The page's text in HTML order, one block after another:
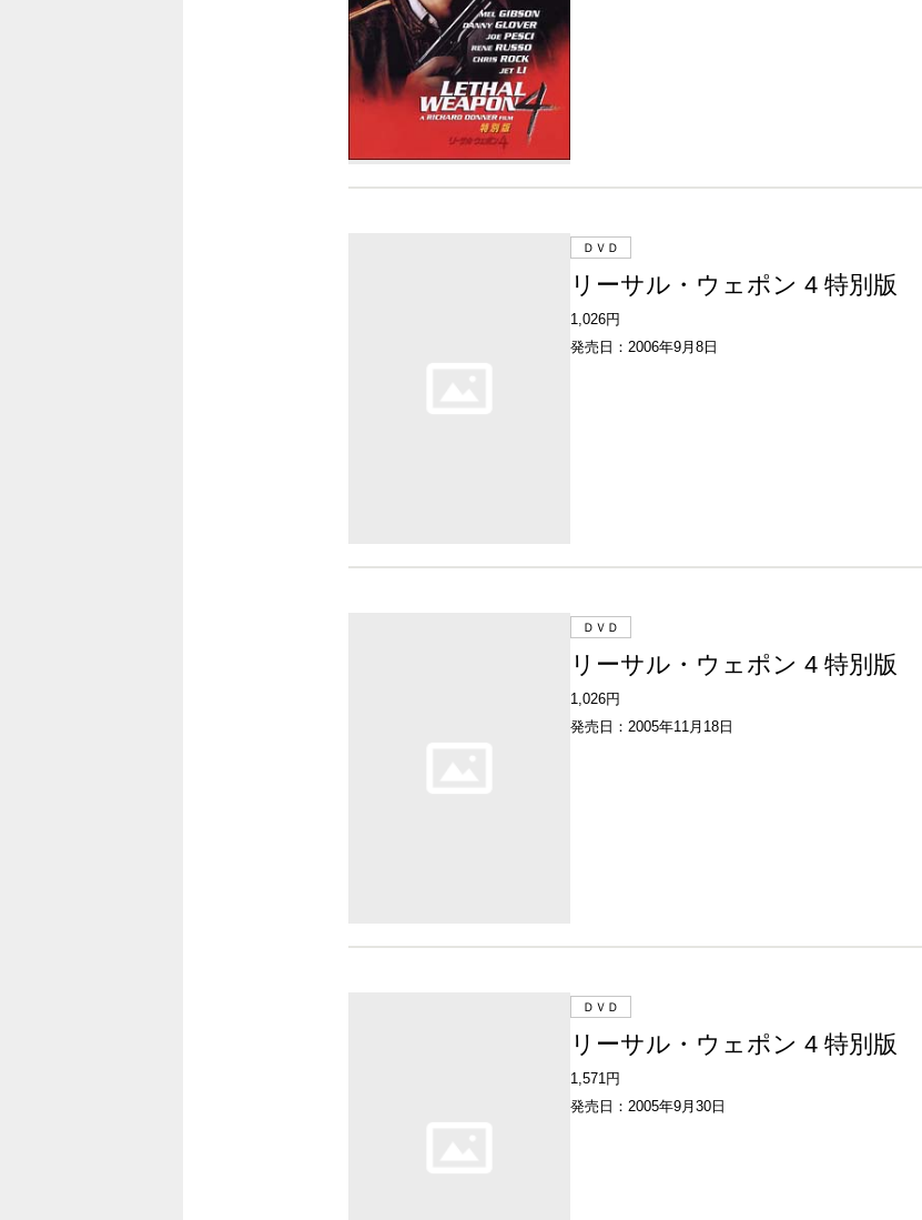
ＤＶＤ
リーサル・ウェポン 4 特別版
1,026円
発売日：2006年9月8日
ＤＶＤ
リーサル・ウェポン 4 特別版
1,026円
発売日：2005年11月18日
ＤＶＤ
リーサル・ウェポン 4 特別版
1,571円
発売日：2005年9月30日